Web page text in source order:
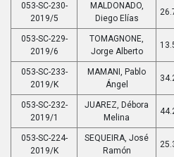
053-SC-230-
2019/5
MALDONADO,
Diego Elías
053-SC-229-
2019/6
TOMAGNONE,
Jorge Alberto
053-SC-233-
2019/K
MAMANI, Pablo
Ángel
053-SC-232-
2019/1
JUAREZ, Débora
Melina
053-SC-224-
2019/K
SEQUEIRA, José
Ramón